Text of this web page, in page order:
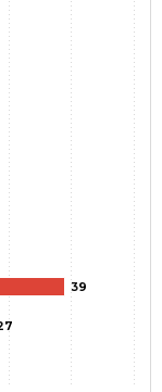
39